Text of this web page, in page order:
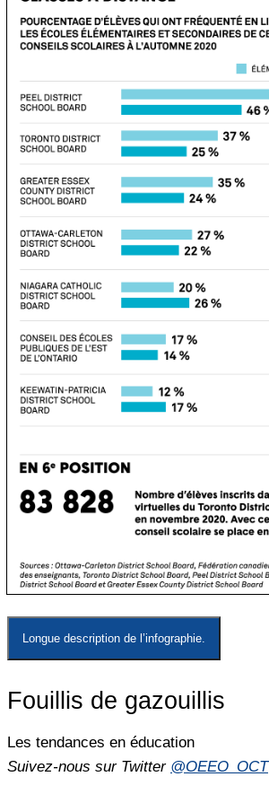
Longue description de l’infographie.
Fouillis de gazouillis
Les tendances en éducation
Suivez-nous sur Twitter @OEEO_OCT